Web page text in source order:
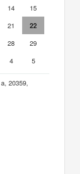
14
15
21
22
28
29
4 5
20359,